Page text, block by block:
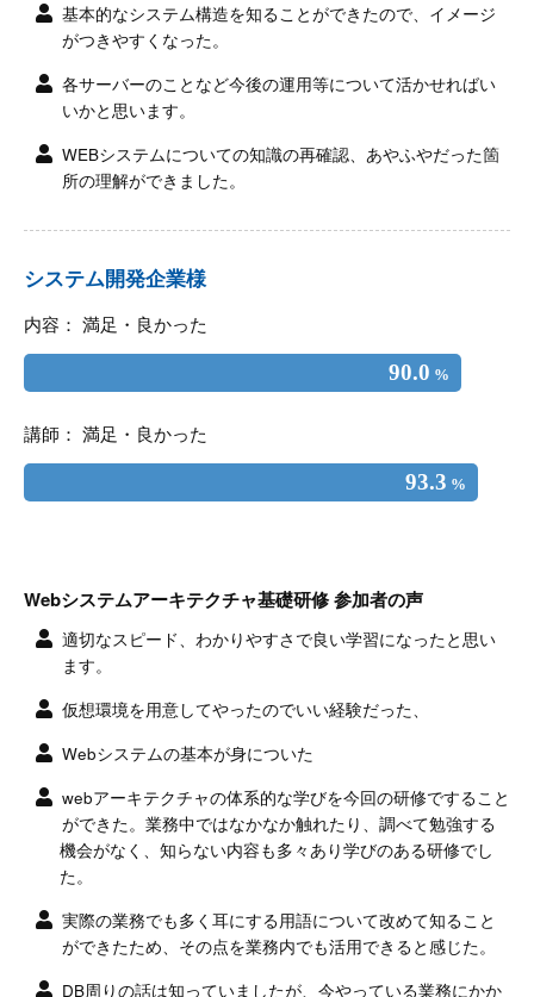
基本的なシステム構造を知ることができたので、イメージ
がつきやすくなった。
各サーバーのことなど今後の運用等について活かせればい
いかと思います。
WEBシステムについての知識の再確認、あやふやだった箇
所の理解ができました。
システム開発企業様
内容： 満足・良かった
90.0 %
講師： 満足・良かった
93.3 %
Webシステムアーキテクチャ基礎研修 参加者の声
適切なスピード、わかりやすさで良い学習になったと思い
ます。
仮想環境を用意してやったのでいい経験だった、
Webシステムの基本が身についた
webアーキテクチャの体系的な学びを今回の研修ですること
ができた。業務中ではなかなか触れたり、調べて勉強する
機会がなく、知らない内容も多々あり学びのある研修でし
た。
実際の業務でも多く耳にする用語について改めて知ること
ができたため、その点を業務内でも活用できると感じた。
DB周りの話は知っていましたが、今やっている業務にかか